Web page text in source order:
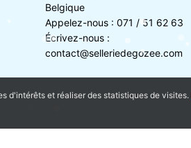
Belgique
Appelez-nous : 071 / 51 62 63
Écrivez-nous :
contact@selleriedegozee.com
d'intérêts et réaliser des statistiques de visites.